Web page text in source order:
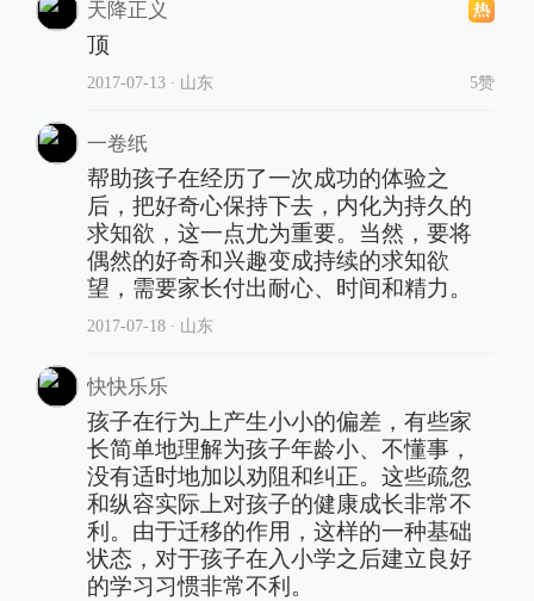
天降正义
顶
2017-07-13∙ 山东 5赞
一卷纸
帮助孩子在经历了一次成功的体验之
后，把好奇心保持下去，内化为持久的
求知欲，这一点尤为重要。当然，要将
偶然的好奇和兴趣变成持续的求知欲
望，需要家长付出耐心、时间和精力。
2017-07-18∙ 山东
快快乐乐
孩子在行为上产生小小的偏差，有些家
长简单地理解为孩子年龄小、不懂事，
没有适时地加以劝阻和纠正。这些疏忽
和纵容实际上对孩子的健康成长非常不
利。由于迁移的作用，这样的一种基础
状态，对于孩子在入小学之后建立良好
的学习习惯非常不利。